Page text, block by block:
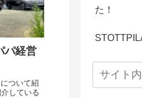
パ経営
ついて紹
している
た！